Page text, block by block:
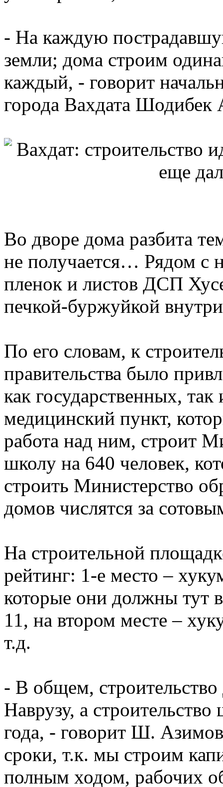
- На каждую
земли; дома строим
каждый, - говорит
города Вахдата Шодибек
Во дворе дома разбита
не получается… Рядом с
пленок и листов ДСП
печкой-буржуйкой
По его словам, к
правительства было
как государственных,
медицинский пункт,
работа над ним, строит
школу на 640 человек,
строить Министерство
домов числятся за
На строительной
рейтинг: 1-е место –
которые они должны тут
11, на втором месте –
т.д.
- В общем,
Наврузу, а
года, - говорит Ш.
сроки, т.к. мы строим
полным ходом, рабочих